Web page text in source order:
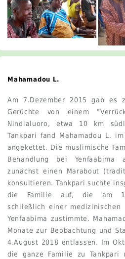
Mahamadou L.
Am 7.Dezember 2015 gab es
Gerüchte von einem
Nindialuoro, etwa 10 km
Tankpari fand Mahamadou L.
angekettet. Die muslimische
Behandlung bei
zunächst einen Marabout
konsultieren. Tankpari suchte
die Familie auf, die am
schließlich einer medizinischen
Yenfaabima zustimmte.
Monate zur Beobachtung und
4.August 2018 entlassen. Im
die ganze Familie zu